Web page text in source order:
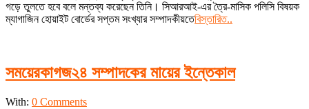
গড়ে তুলতে হবে বলে মন্তব্য করেছেন তিনি। সিআরআই-এর ত্রৈ-মাসিক পলিসি বিষয়ক
ম্যাগাজিন হোয়াইট বোর্ডের সপ্তম সংখ্যার সম্পাদকীয়তেবিস্তারিত..
সময়েরকাগজ২৪ সম্পাদকের মায়ের ইন্তেকাল
2019-
With: 0 Comments